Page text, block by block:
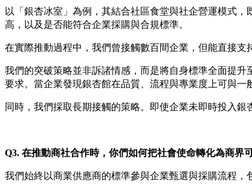
以「銀杏冰室」為例，其結合社區食堂與社企營運模式
高，以及是否能符合企業採購與合規標準。
在實際推動過程中，我們曾接觸數百間企業，但能直接
我們的突破策略並非訴諸情感，而是將自身標準全面提
要求。當企業發現銀杏館在品質、流程與專業度上可與一
同時，我們採取長期接觸的策略。即使企業未即時投入
Q3. 在推動商社合作時，你們如何把社會使命轉化為商界
我們始終以商業供應商的標準參與企業甄選與採購流程，